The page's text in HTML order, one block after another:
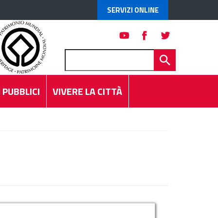
SERVIZI ONLINE
VIVERE LA CITTÀ